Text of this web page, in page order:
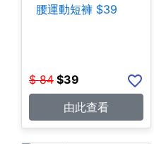
腰運動短褲 $39
$ 84 $39
由此查看